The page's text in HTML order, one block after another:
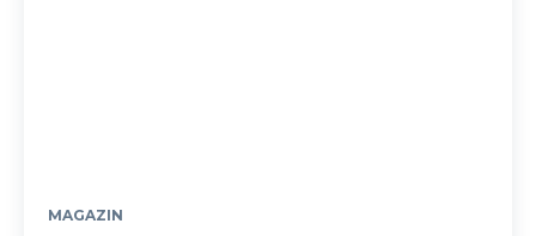
MAGAZIN